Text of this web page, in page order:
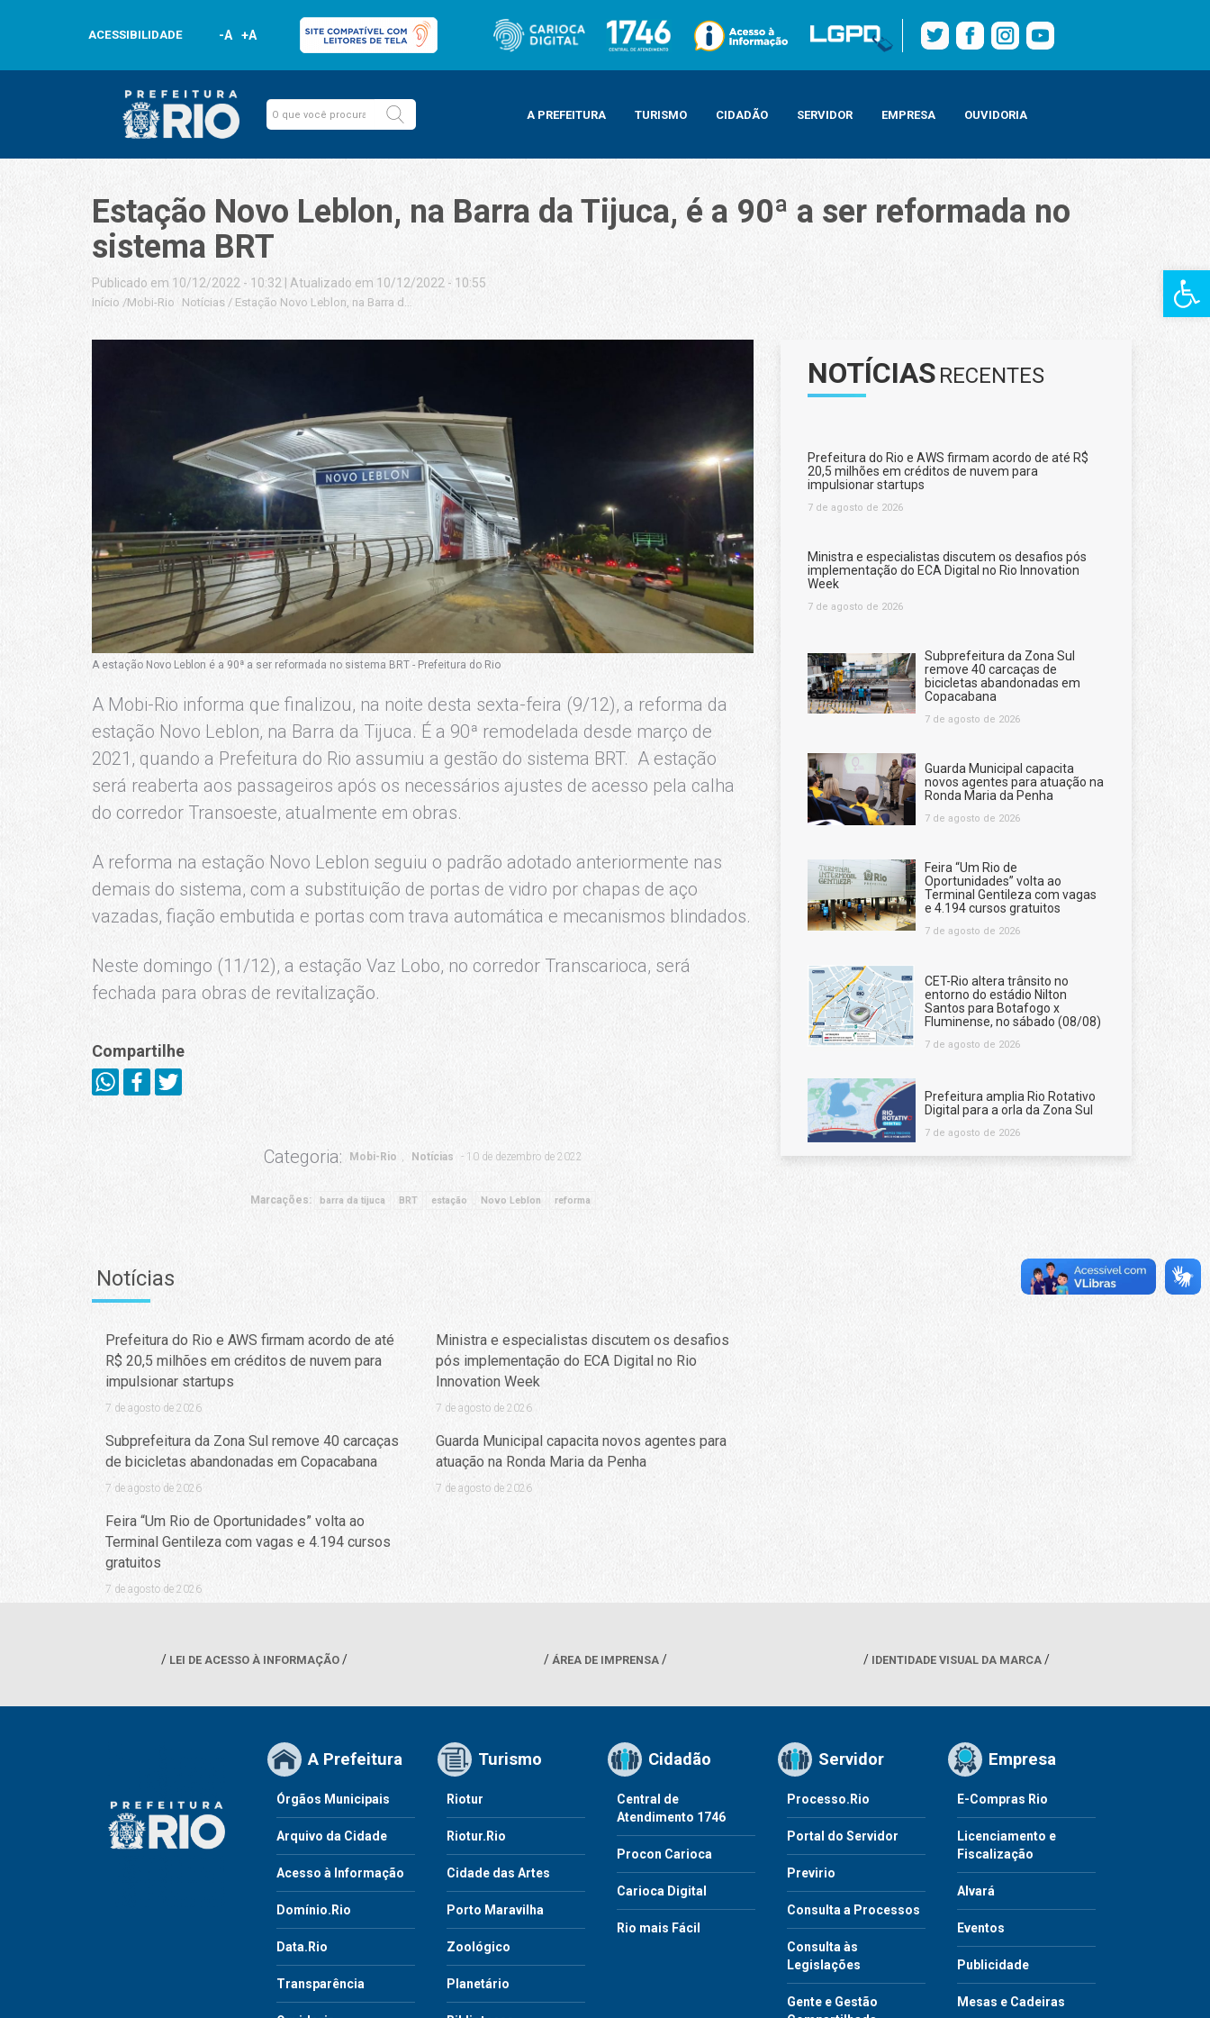
Barra de
ACESSIBILIDADE -A +A
A PREFEITURA TURISMO CIDADÃO SERVIDOR EMPRESA OUVIDORIA
Estação Novo Leblon, na Barra da Tijuca, é a 90ª a ser reformada no
sistema BRT
Publicado em 10/12/2022 - 10:32 Atualizado em 10/12/2022 - 10:55
Início /Mobi-Rio Notícias / Estação Novo Leblon, na Barra da Tijuca, é a 90ª a ser reformada no sistema BRT
A estação Novo Leblon é a 90ª a ser reformada no sistema BRT - Prefeitura do Rio
A Mobi-Rio informa que finalizou, na noite desta sexta-feira (9/12), a reforma da
estação Novo Leblon, na Barra da Tijuca. É a 90ª remodelada desde março de
2021, quando a Prefeitura do Rio assumiu a gestão do sistema BRT. A estação
será reaberta aos passageiros após os necessários ajustes de acesso pela calha
do corredor Transoeste, atualmente em obras.
A reforma na estação Novo Leblon seguiu o padrão adotado anteriormente nas
demais do sistema, com a substituição de portas de vidro por chapas de aço
vazadas, fiação embutida e portas com trava automática e mecanismos blindados.
Neste domingo (11/12), a estação Vaz Lobo, no corredor Transcarioca, será
fechada para obras de revitalização.
Compartilhe
Categoria: Mobi-Rio Notícias 10 de dezembro de 2022
Marcações: barra da tijuca BRT estação Novo Leblon reforma
Notícias
Prefeitura do Rio e AWS firmam acordo de até
R$ 20,5 milhões em créditos de nuvem para
impulsionar startups
7 de agosto de 2026
Ministra e especialistas discutem os desafios
pós implementação do ECA Digital no Rio
Innovation Week
7 de agosto de 2026
Subprefeitura da Zona Sul remove 40 carcaças
de bicicletas abandonadas em Copacabana
7 de agosto de 2026
Guarda Municipal capacita novos agentes para
atuação na Ronda Maria da Penha
7 de agosto de 2026
Feira “Um Rio de Oportunidades” volta ao
Terminal Gentileza com vagas e 4.194 cursos
gratuitos
7 de agosto de 2026
NOTÍCIAS RECENTES
Prefeitura do Rio e AWS firmam acordo de até R$
20,5 milhões em créditos de nuvem para
impulsionar startups
7 de agosto de 2026
Ministra e especialistas discutem os desafios pós
implementação do ECA Digital no Rio Innovation
Week
7 de agosto de 2026
Subprefeitura da Zona Sul
remove 40 carcaças de
bicicletas abandonadas em
Copacabana
7 de agosto de 2026
Guarda Municipal capacita
novos agentes para atuação na
Ronda Maria da Penha
7 de agosto de 2026
Feira “Um Rio de
Oportunidades” volta ao
Terminal Gentileza com vagas
e 4.194 cursos gratuitos
7 de agosto de 2026
CET-Rio altera trânsito no
entorno do estádio Nilton
Santos para Botafogo x
Fluminense, no sábado (08/08)
7 de agosto de 2026
Prefeitura amplia Rio Rotativo
Digital para a orla da Zona Sul
7 de agosto de 2026
LEI DE ACESSO À INFORMAÇÃO ÁREA DE IMPRENSA IDENTIDADE VISUAL DA MARCA
A Prefeitura
Órgãos Municipais
Arquivo da Cidade
Acesso à Informação
Domínio.Rio
Data.Rio
Transparência
Turismo
Riotur
Riotur.Rio
Cidade das Artes
Porto Maravilha
Zoológico
Planetário
Cidadão
Central de
Atendimento 1746
Procon Carioca
Carioca Digital
Rio mais Fácil
Servidor
Processo.Rio
Portal do Servidor
Previrio
Consulta a Processos
Consulta às
Legislações
Gente e Gestão
Empresa
E-Compras Rio
Licenciamento e
Fiscalização
Alvará
Eventos
Publicidade
Mesas e Cadeiras